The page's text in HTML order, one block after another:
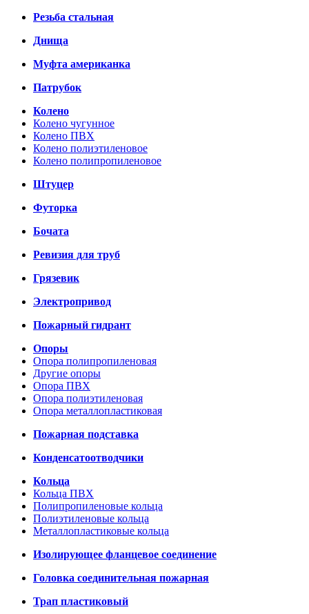
Резьба стальная
Днища
Муфта американка
Патрубок
Колено
Колено чугунное
Колено ПВХ
Колено полиэтиленовое
Колено полипропиленовое
Штуцер
Футорка
Бочата
Ревизия для труб
Грязевик
Электропривод
Пожарный гидрант
Опоры
Опора полипропиленовая
Другие опоры
Опора ПВХ
Опора полиэтиленовая
Опора металлопластиковая
Пожарная подставка
Конденсатоотводчики
Кольца
Кольца ПВХ
Полипропиленовые кольца
Полиэтиленовые кольца
Металлопластиковые кольца
Изолирующее фланцевое соединение
Головка соединительная пожарная
Трап пластиковый